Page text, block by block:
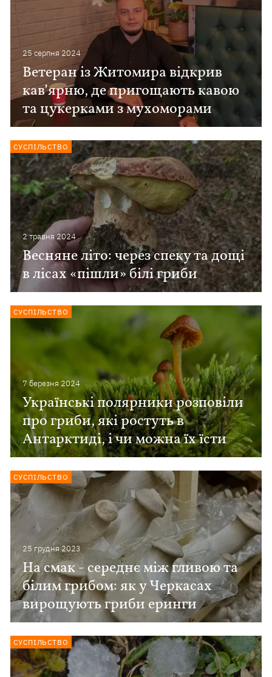
25 серпня 2024
Ветеран із Житомира відкрив
кав’ярню, де пригощають кавою
та цукерками з мухоморами
2 травня 2024
Весняне літо: через спеку та дощі
в лісах «пішли» білі гриби
СУСПІЛЬСТВО
7 березня 2024
Українські полярники розповіли
про гриби, які ростуть в
Антарктиді, і чи можна їх їсти
СУСПІЛЬСТВО
25 грудня 2023
На смак - середнє між гливою та
білим грибом: як у Черкасах
вирощують гриби еринги
СУСПІЛЬСТВО
СУСПІЛЬСТВО